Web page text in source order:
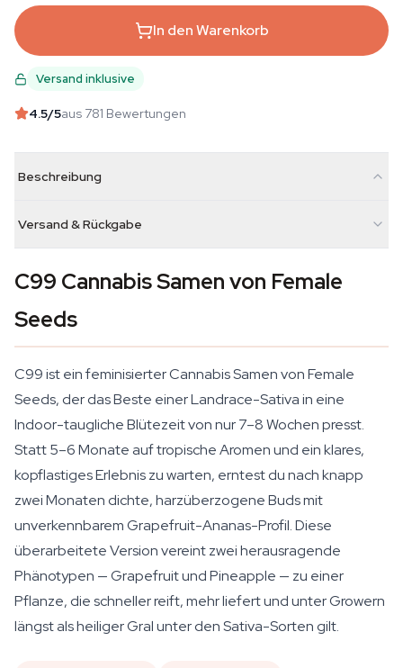
In den Warenkorb
Versand inklusive
4.5/5aus 781 Bewertungen
Beschreibung
Versand & Rückgabe
C99 Cannabis Samen von Female
Seeds
C99 ist ein feminisierter Cannabis Samen von Female
Seeds, der das Beste einer Landrace-Sativa in eine
Indoor-taugliche Blütezeit von nur 7–8 Wochen presst.
Statt 5–6 Monate auf tropische Aromen und ein klares,
kopflastiges Erlebnis zu warten, erntest du nach knapp
zwei Monaten dichte, harzüberzogene Buds mit
unverkennbarem Grapefruit-Ananas-Profil. Diese
überarbeitete Version vereint zwei herausragende
Phänotypen — Grapefruit und Pineapple — zu einer
Pflanze, die schneller reift, mehr liefert und unter Growern
längst als heiliger Gral unter den Sativa-Sorten gilt.